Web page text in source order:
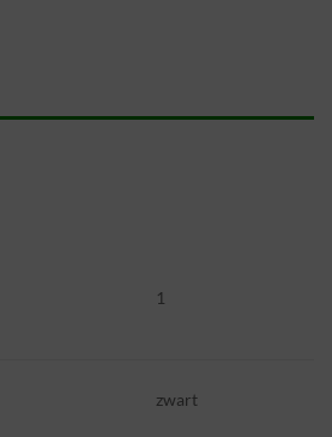
1
zwart